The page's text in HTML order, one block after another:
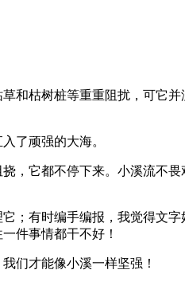
和枯树桩等重重阻扰，可它并
了顽强的大海。
，它都不停下来。小溪流不
；有时编手编报，我觉得文
件事情都干不好！
们才能像小溪一样坚强！